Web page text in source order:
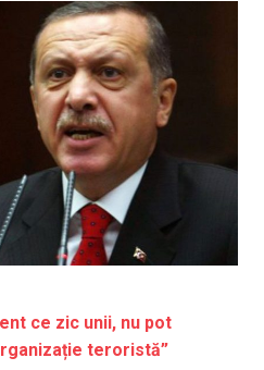
ce zic unii, nu pot
teroristă”